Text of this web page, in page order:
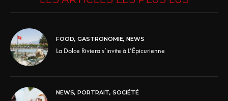
FOOD, GASTRONOMIE, NEWS
La Dolce Riviera s’invite à L’Épicurienne
NEWS, PORTRAIT, SOCIÉTÉ